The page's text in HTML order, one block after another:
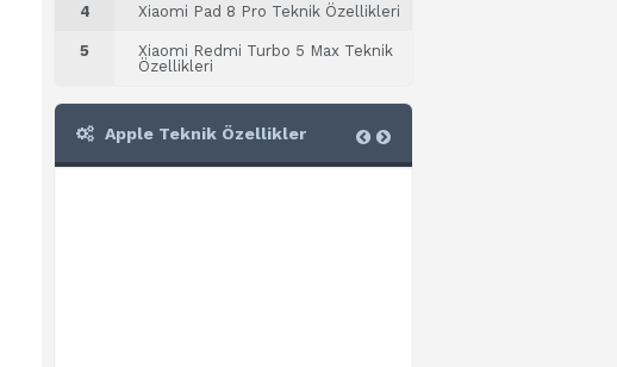
4 Xiaomi Pad 8 Pro Teknik Özellikleri
5
Xiaomi Redmi Turbo 5 Max Teknik
Özellikleri
Apple Teknik Özellikler